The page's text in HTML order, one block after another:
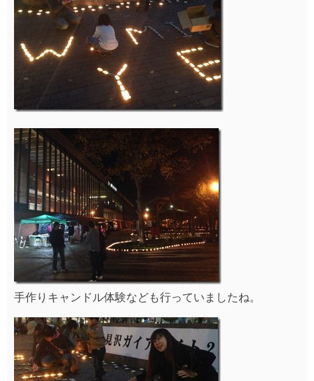
手作りキャンドル体験なども行っていましたね。